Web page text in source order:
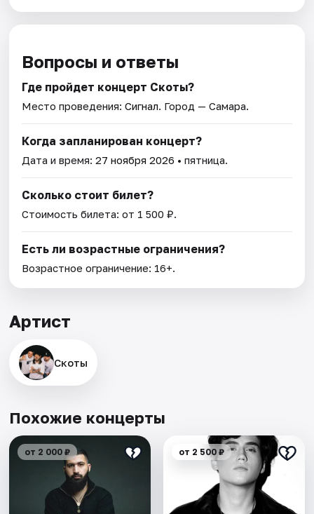
Вопросы и ответы
Где пройдет концерт Скоты?
Место проведения:Сигнал. Город — Самара.
Когда запланирован концерт?
Дата и время:27 ноября 2026 • пятница.
Сколько стоит билет?
Стоимость билета: от 1 500 ₽.
Есть ли возрастные ограничения?
Возрастное ограничение: 16+.
Артист
Скоты
Похожие концерты
от 2 000 ₽ от 2 500 ₽